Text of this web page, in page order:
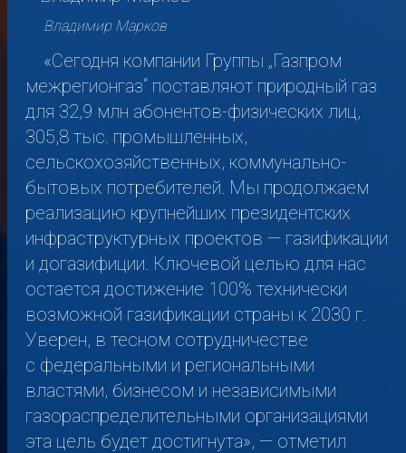
Владимир Марков
«Сегодня компании Группы „Газпром
межрегионгаз“ поставляют природный газ
для 32,9 млн абонентов-физических лиц,
305,8 тыс. промышленных,
сельскохозяйственных, коммунально-
бытовых потребителей. Мы продолжаем
реализацию крупнейших президентских
инфраструктурных проектов — газификации
и догазифиции. Ключевой целью для нас
остается достижение 100% технически
возможной газификации страны к 2030 г.
Уверен, в тесном сотрудничестве
с федеральными и региональными
властями, бизнесом и независимыми
газораспределительными организациями
эта цель будет достигнута», — отметил